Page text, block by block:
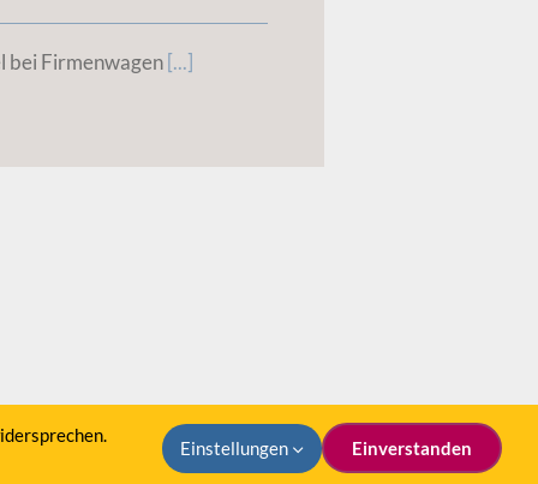
bei Firmenwagen[...]
Einstellungen Einverstanden